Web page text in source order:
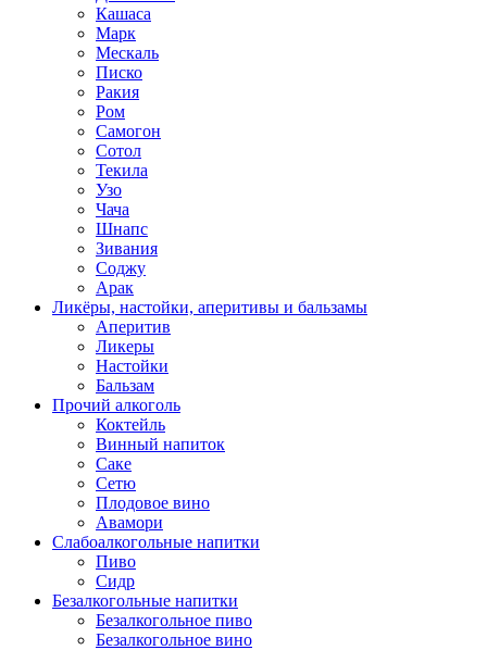
Кашаса
Марк
Мескаль
Писко
Ракия
Ром
Самогон
Сотол
Текила
Узо
Чача
Шнапс
Зивания
Соджу
Арак
Ликёры, настойки, аперитивы и бальзамы
Аперитив
Ликеры
Настойки
Бальзам
Прочий алкоголь
Коктейль
Винный напиток
Саке
Сетю
Плодовое вино
Авамори
Слабоалкогольные напитки
Пиво
Сидр
Безалкогольные напитки
Безалкогольное пиво
Безалкогольное вино